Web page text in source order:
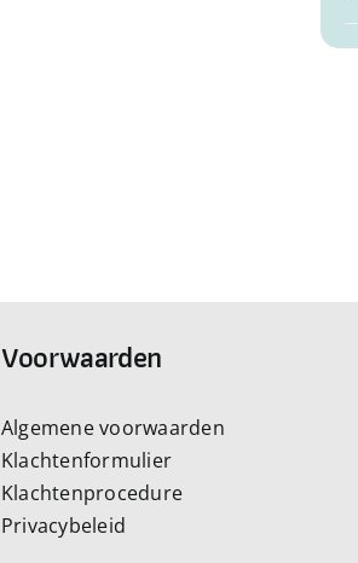
Voorwaarden
Algemene voorwaarden
Klachtenformulier
Klachtenprocedure
Privacybeleid